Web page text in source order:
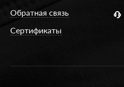
Обратная связь
Сертификаты